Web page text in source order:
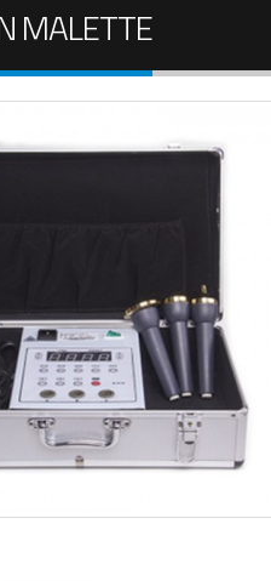
MALETTE